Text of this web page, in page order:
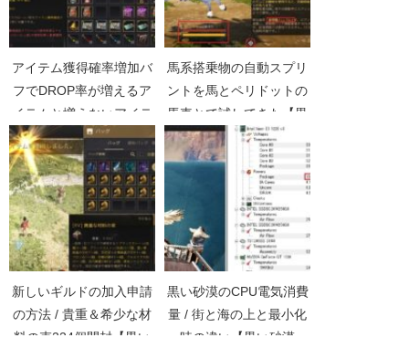
アイテム獲得確率増加バ
フでDROP率が増えるア
イテムと増えないアイテ
ム【黒い砂漠Part3436】
馬系搭乗物の自動スプリ
ントを馬とペリドットの
馬車とで試してきた【黒
い砂漠Part3409】
新しいギルドの加入申請
の方法 / 貴重＆希少な材
料の束224個開封【黒い
黒い砂漠のCPU電気消費
量 / 街と海の上と最小化
時の違い【黒い砂漠